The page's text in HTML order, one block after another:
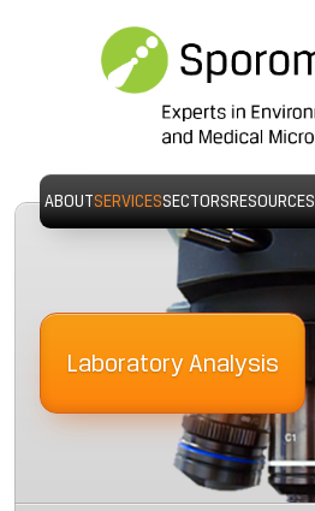
ABOUTSERVICESSECTORSRESOURCES
Laboratory Analysis